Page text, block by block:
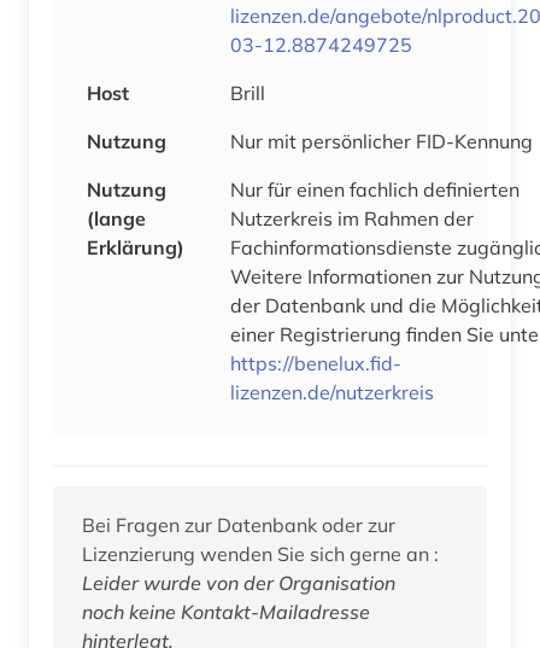
lizenzen.de/angebote/
03-12.8874249725
Host
Brill
Nutzung
Nur mit persönlicher FID-Kennung
Nutzung
(lange
Erklärung)
Nur für einen fachlich definierten
Nutzerkreis im Rahmen der
Fachinformationsdienste
Weitere Informationen zur
der Datenbank und die
einer Registrierung finden Sie
https://benelux.fid-
lizenzen.de/nutzerkreis
Bei Fragen zur Datenbank oder zur
Lizenzierung wenden Sie sich gerne an :
Leider wurde von der Organisation
noch keine Kontakt-Mailadresse
hinterlegt.